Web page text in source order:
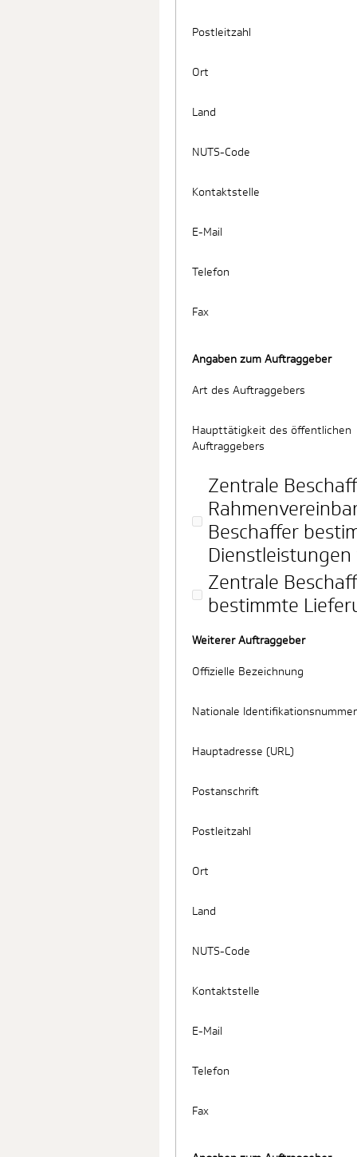
Postleitzahl
Ort
Land
NUTS-Code
Kontaktstelle
E-Mail
Telefon
Fax
Angaben zum Auftraggeber
Art des Auftraggebers
Haupttätigkeit des öffentlichen
Auftraggebers
Zentrale
Beschaffer
Zentrale
bestimmte
Weiterer Auftraggeber
Offizielle Bezeichnung
Nationale Identifikationsnummer
Hauptadresse (URL)
Postanschrift
Postleitzahl
Ort
Land
NUTS-Code
Kontaktstelle
E-Mail
Telefon
Fax